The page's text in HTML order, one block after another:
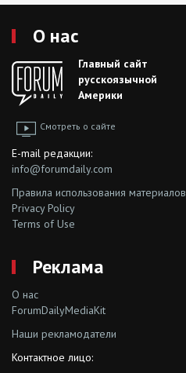
О нас
Главный сайт
русскоязычной
Америки
Смотреть о сайте
E-mail редакции:
info@forumdaily.com
Правила использования материалов
Privacy Policy
Terms of Use
Реклама
О нас
ForumDailyMediaKit
Наши рекламодатели
Контактное лицо: